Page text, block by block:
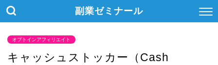
副業ゼミナール
オプトインアフィリエイト
キャッシュストッカー（Cash